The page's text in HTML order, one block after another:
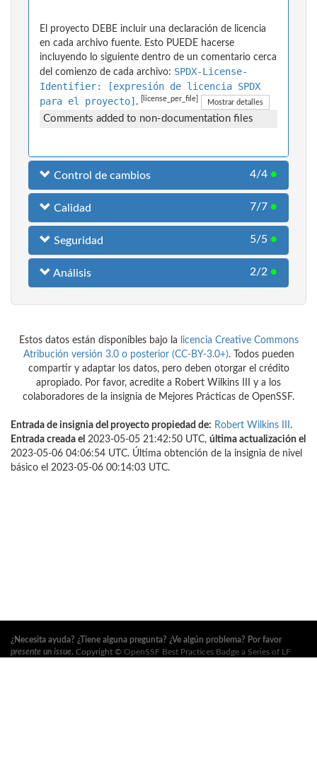
El proyecto DEBE incluir una declaración de licencia
en cada archivo fuente. Esto PUEDE hacerse
incluyendo lo siguiente dentro de un comentario cerca
del comienzo de cada archivo: SPDX-License-
Identifier: [expresión de licencia SPDX
para el proyecto] . [license_per_file] Mostrar detalles
Comments added to non-documentation files
Control de cambios 4/4 ●
Calidad 7/7 ●
Seguridad 5/5 ●
Análisis 2/2 ●
Estos datos están disponibles bajo la
licencia Creative Commons
Atribución versión 3.0 o posterior (CC-BY-3.0+). Todos pueden
compartir y adaptar los datos, pero deben otorgar el crédito
apropiado. Por favor, acredite a Robert Wilkins III y a los
colaboradores de la insignia de Mejores Prácticas de OpenSSF.
Entrada de insignia del proyecto propiedad de: Robert Wilkins III .
Entrada creada el 2023-05-05 21:42:50 UTC, última actualización el
2023-05-06 04:06:54 UTC. Última obtención de la insignia de nivel
básico el 2023-05-06 00:14:03 UTC.
¿Necesita ayuda? ¿Tiene alguna pregunta? ¿Ve algún problema? Por favor
presente un issue. Copyright © OpenSSF Best Practices Badge a Series of LF